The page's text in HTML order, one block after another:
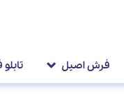
فرش اصیل